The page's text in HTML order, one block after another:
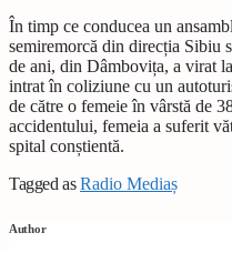
În timp ce conducea un
semiremorcă din direcția Sibiu
de ani, din Dâmbovița, a virat
intrat în coliziune cu un
de către o femeie în vârstă de
accidentului, femeia a suferit
spital conștientă.
Tagged asRadio Mediaș
Author